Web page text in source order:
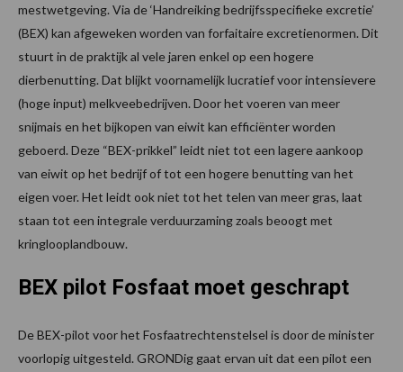
mestwetgeving. Via de ‘Handreiking bedrijfsspecifieke excretie’
(BEX) kan afgeweken worden van forfaitaire excretienormen. Dit
stuurt in de praktijk al vele jaren enkel op een hogere
dierbenutting. Dat blijkt voornamelijk lucratief voor intensievere
(hoge input) melkveebedrijven. Door het voeren van meer
snijmais en het bijkopen van eiwit kan efficiënter worden
geboerd. Deze “BEX-prikkel” leidt niet tot een lagere aankoop
van eiwit op het bedrijf of tot een hogere benutting van het
eigen voer. Het leidt ook niet tot het telen van meer gras, laat
staan tot een integrale verduurzaming zoals beoogt met
kringlooplandbouw.
BEX pilot Fosfaat moet geschrapt
De BEX-pilot voor het Fosfaatrechtenstelsel is door de minister
voorlopig uitgesteld. GRONDig gaat ervan uit dat een pilot een